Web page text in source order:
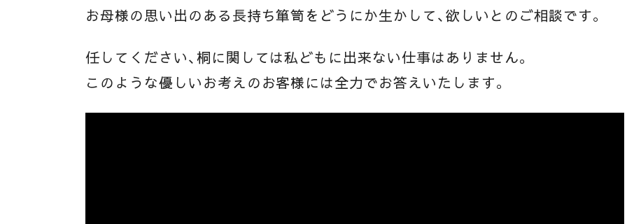
お母様の思い出のある長持ち箪笥をどうにか生かして、欲しいとのご相談です。
任してください、桐に関しては私どもに出来ない仕事はありません。
このような優しいお考えのお客様には全力でお答えいたします。